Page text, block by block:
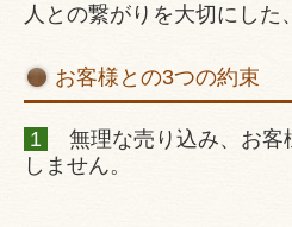
イベント風景
陰陽五行相関学・家相
人との繋がりを大切にした
お客様との3つの約束
1
無理な売り込み、お客
しません。